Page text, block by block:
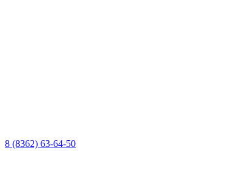
8 (8362) 63-64-50